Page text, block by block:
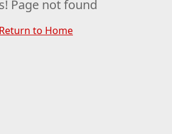
Page not found
Return to Home